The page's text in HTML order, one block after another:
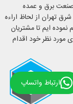
فعالیت در صنعت برق و عمده
تهران از لحاظ اراءه
ایم تا مشتریان
مورد نظر خود اقدام
ارتباط واتساپ